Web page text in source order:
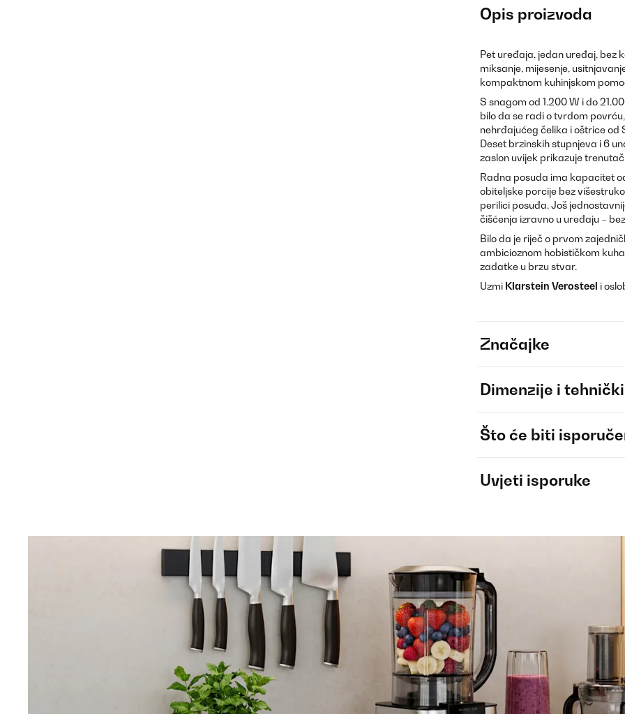
Opis proizvoda
Pet uređaja, jedan uređaj, bez
miksanje, mijesenje,
kompaktnom kuhinjskom
S snagom od 1.200 W i do
bilo da se radi o tvrdom
nehrđajućeg čelika i oštrice od
Deset brzinskih stupnjeva i 6
zaslon uvijek prikazuje
Radna posuda ima kapacitet
obiteljske porcije bez
perilici posuđa. Još
čišćenja izravno u uređaju –
Bilo da je riječ o prvom
ambicioznom hobističkom
zadatke u brzu stvar.
Uzmi Klarstein Verosteel i
Značajke
Dimenzije i
Što će biti
Uvjeti isporuke